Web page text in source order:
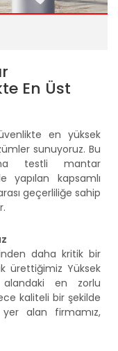
En Üst
en yüksek
sunuyoruz. Bu
testli mantar
yapılan kapsamlı
geçerliliğe sahip
daha kritik bir
ürettiğimiz Yüksek
en zorlu
kaliteli bir şekilde
yer alan firmamız,